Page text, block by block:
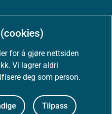
for å gjøre nettsiden
Vi lagrer aldri
deg som person.
Tilpass